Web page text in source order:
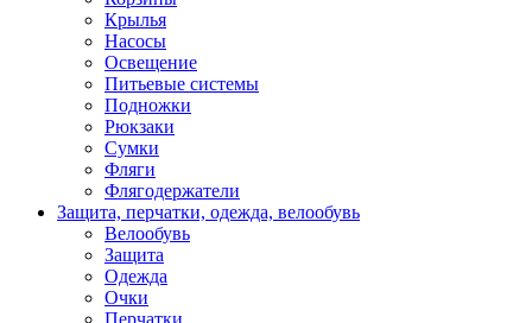
Крылья
Насосы
Освещение
Питьевые системы
Подножки
Рюкзаки
Сумки
Фляги
Флягодержатели
Защита, перчатки, одежда, велообувь
Велообувь
Защита
Одежда
Очки
Перчатки